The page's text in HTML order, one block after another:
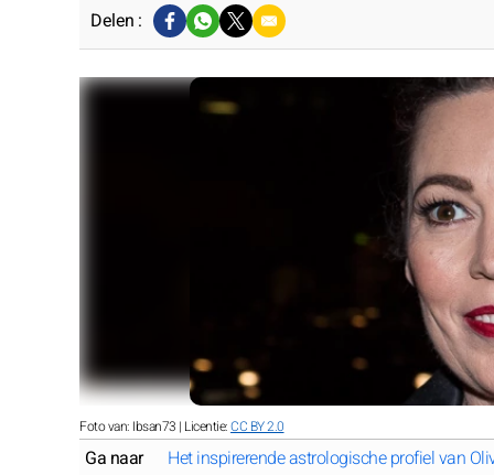
Delen :
Foto van: Ibsan73 | Licentie:CC BY 2.0
Ga naar Het inspirerende astrologische profiel van